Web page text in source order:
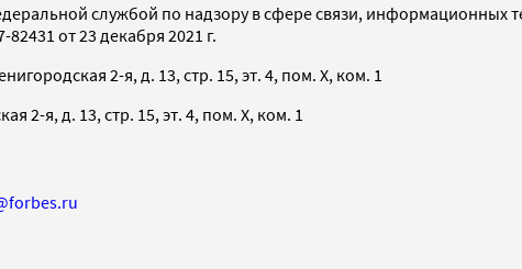
службой по надзору в сфере связи,
от 23 декабря 2021 г.
2-я, д. 13, стр. 15, эт. 4, пом. X, ком. 1
2-я, д. 13, стр. 15, эт. 4, пом. X, ком. 1